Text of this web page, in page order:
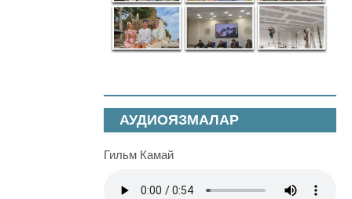
АУДИОЯЗМАЛАР
Гильм Камай